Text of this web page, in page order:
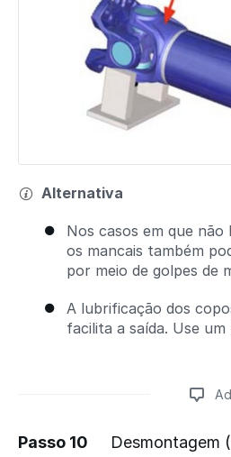
Alternativa
Nos casos em que não
os mancais também
por meio de golpes de
A lubrificação dos
facilita a saída. Use
Passo 10 Desmontagem